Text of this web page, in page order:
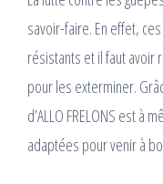
savoir-faire. En effet,
résistants et il faut
pour les exterminer.
d’ALLO FRELONS est
adaptées pour venir à